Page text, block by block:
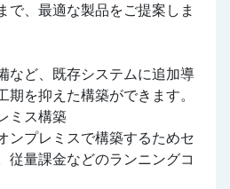
で、最適な製品をご提案しま
など、既存システムに追加導
期を抑えた構築ができます。
ミス構築
ンプレミスで構築するためセ
従量課金などのランニングコ